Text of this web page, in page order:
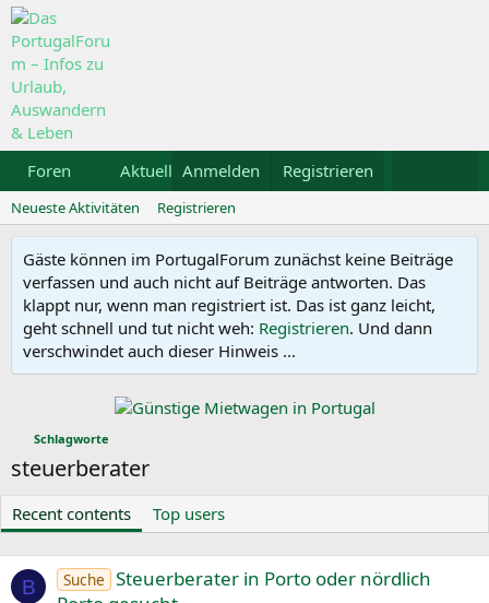
Foren Aktuelles Galerie Kalender
Anmelden Registrieren
Neueste Aktivitäten Registrieren
Gäste können im PortugalForum zunächst keine Beiträge
verfassen und auch nicht auf Beiträge antworten. Das
klappt nur, wenn man registriert ist. Das ist ganz leicht,
geht schnell und tut nicht weh: Registrieren. Und dann
verschwindet auch dieser Hinweis ...
Schlagworte
steuerberater
Recent contents Top users
B Suche Steuerberater in Porto oder nördlich